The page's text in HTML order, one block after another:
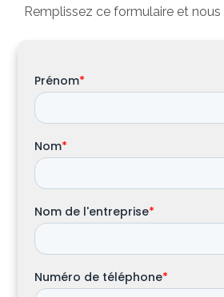
Remplissez ce formulaire et